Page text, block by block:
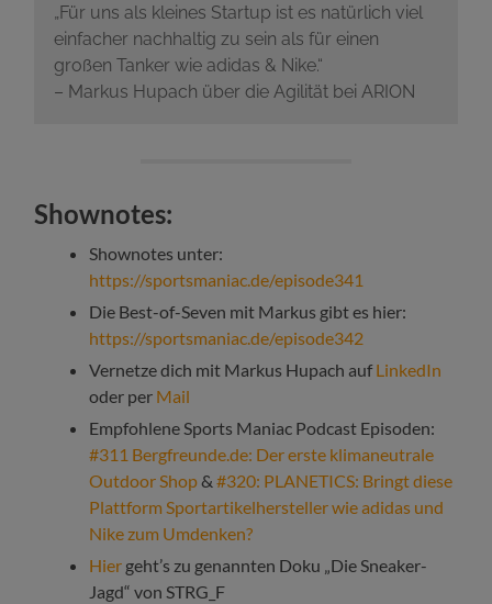
„Für uns als kleines Startup ist es natürlich viel
einfacher nachhaltig zu sein als für einen
großen Tanker wie adidas & Nike.“
– Markus Hupach über die Agilität bei ARION
Shownotes:
Shownotes unter:
https://sportsmaniac.de/episode341
Die Best-of-Seven mit Markus gibt es hier:
https://sportsmaniac.de/episode342
Vernetze dich mit Markus Hupach auf LinkedIn
oder per Mail
Empfohlene Sports Maniac Podcast Episoden:
#311 Bergfreunde.de: Der erste klimaneutrale
Outdoor Shop&#320: PLANETICS: Bringt diese
Plattform Sportartikelhersteller wie adidas und
Nike zum Umdenken?
Hier geht’s zu genannten Doku „Die Sneaker-
Jagd“ von STRG_F